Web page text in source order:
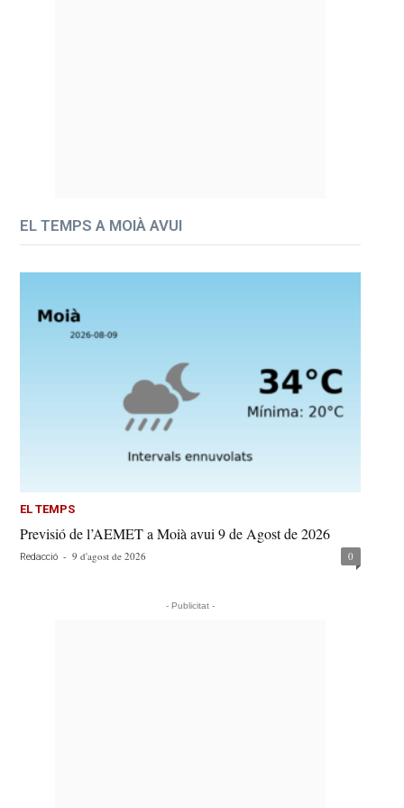
EL TEMPS A MOIÀ AVUI
EL TEMPS
Previsió de l’AEMET a Moià avui 9 de Agost de 2026
Redacció - 9 d'agost de 2026 0
- Publicitat -